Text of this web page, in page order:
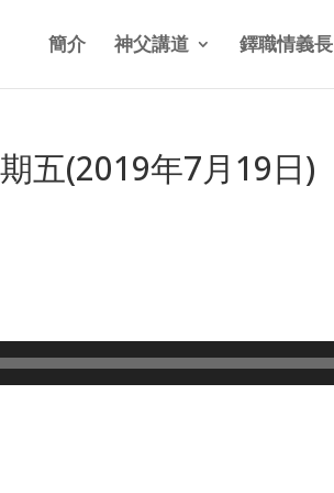
簡介 神父講道 鐸職情義長
五(2019年7月19日)